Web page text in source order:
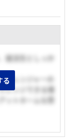
就活生としっか
ャレンジャーの
レンジできる環
トホームな雰
る